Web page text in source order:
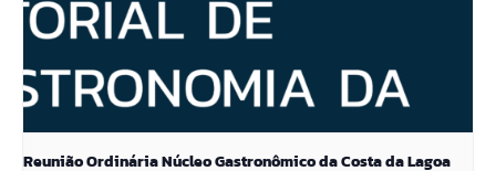
Reunião Ordinária Núcleo Gastronômico da Costa da Lagoa